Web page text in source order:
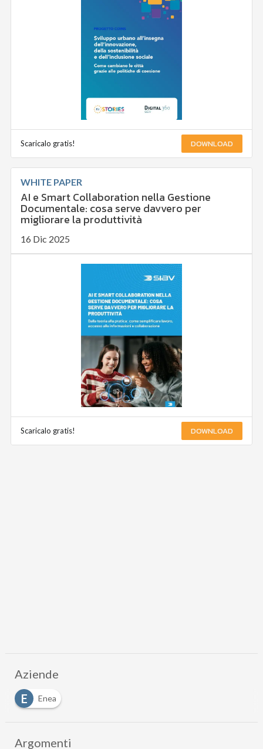
Scaricalo gratis! DOWNLOAD
WHITE PAPER
AI e Smart Collaboration nella Gestione
Documentale: cosa serve davvero per
migliorare la produttività
16 Dic 2025
Scaricalo gratis! DOWNLOAD
Aziende
E
Enea
Argomenti